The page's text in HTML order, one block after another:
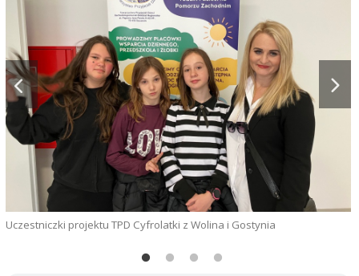
Uczestniczki projektu TPD Cyfrolatki z Wolina i Gostynia